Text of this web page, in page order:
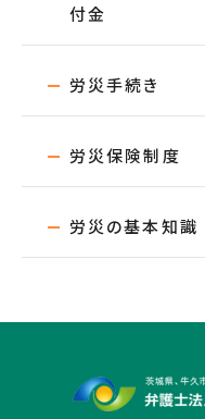
付金
労災手続き
労災保険制度
労災の基本知識